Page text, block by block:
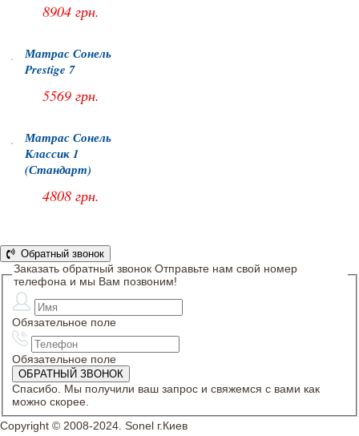
8904 грн.
Матрас Сонель
Prestige 7
5569 грн.
Матрас Сонель
Классик 1
(Стандарт)
4808 грн.
Обратный звонок
Заказать обратный звонокОтправьте нам свой номер
телефона и мы Вам позвоним!
Обязательное поле
Обязательное поле
Спасибо. Мы получили ваш запрос и свяжемся с вами как
можно скорее.
Copyright © 2008-2024. Sonel г.Киев